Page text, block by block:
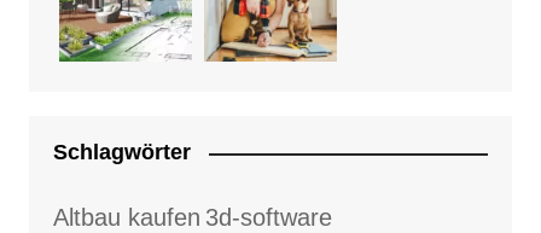
Schlagwörter
Altbau kaufen 3d-software